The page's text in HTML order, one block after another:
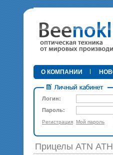
•
О КОМПАНИИ
Логин:
Пароль:
Регистрация Мой пароль
Прицелы ATN АТН